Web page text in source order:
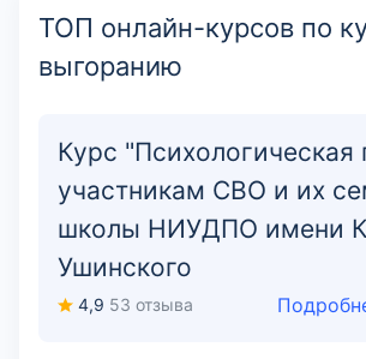
ТОП онлайн-курсов по
выгоранию
Курс
участникам СВО и их
школы НИУДПО имени
Ушинского
4,9 53 отзыва